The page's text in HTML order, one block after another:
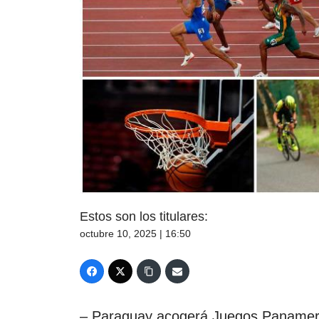
Estos son los titulares:
octubre 10, 2025 | 16:50